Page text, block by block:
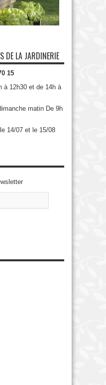
DE LA JARDINERIE
15
à 12h30 et de 14h à
matin De 9h
14/07 et le 15/08